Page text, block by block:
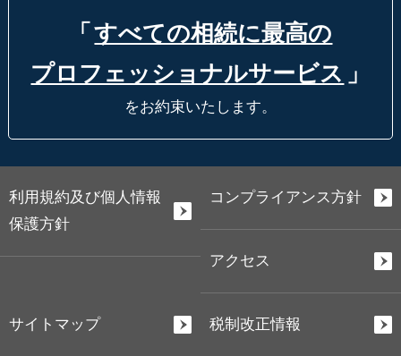
「 すべての相続に最高の
プロフェッショナルサービス 」
をお約束いたします。
利用規約及び個人情報
保護方針
コンプライアンス方針
アクセス
サイトマップ 税制改正情報